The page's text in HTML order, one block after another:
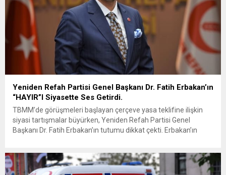
Yeniden Refah Partisi Genel Başkanı Dr. Fatih Erbakan’ın
“HAYIR”I Siyasette Ses Getirdi.
TBMM’de görüşmeleri başlayan çerçeve yasa teklifine ilişkin
siyasi tartışmalar büyürken, Yeniden Refah Partisi Genel
Başkanı Dr. Fatih Erbakan’ın tutumu dikkat çekti. Erbakan’ın
Partisi Genel Başkanı Ümit Özdağ’dan dikkat çeken destek
geldi. Türkiye Büyük Millet Meclisi’nde...